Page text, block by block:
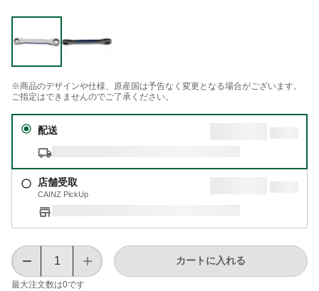
※商品のデザインや仕様、原産国は予告なく変更となる場合がございます。
ご指定はできませんのでご了承ください。
配送
店舗受取
CAINZ PickUp
最大注文数は0です
カートに入れる